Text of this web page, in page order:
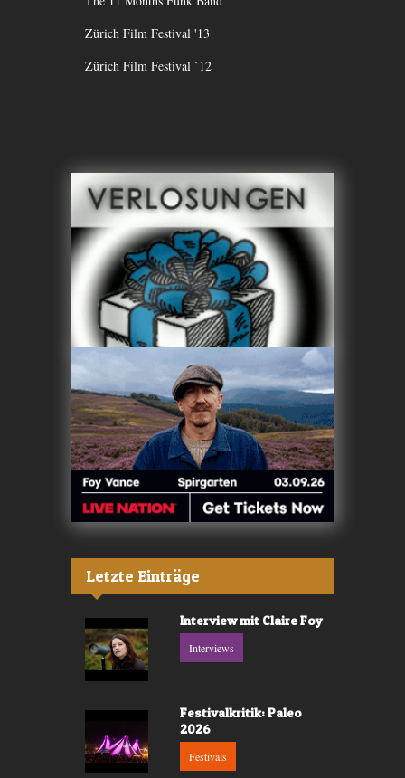
Zürich Film Festival '13
Zürich Film Festival `12
Letzte Einträge
Interview mit Claire Foy
Interviews
Festivalkritik: Paleo
2026
Festivals